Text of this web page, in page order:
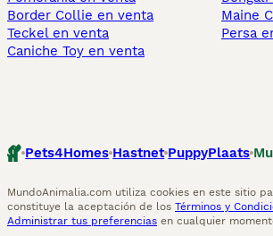
Border Collie en venta
Teckel en venta
Caniche Toy en venta
Maine
Persa
Pets4Homes Hastnet PuppyPlaats
MundoAnimalia.com utiliza cookies en este sitio
constituye la aceptación de los Términos y
Administrar tus preferencias en cualquier